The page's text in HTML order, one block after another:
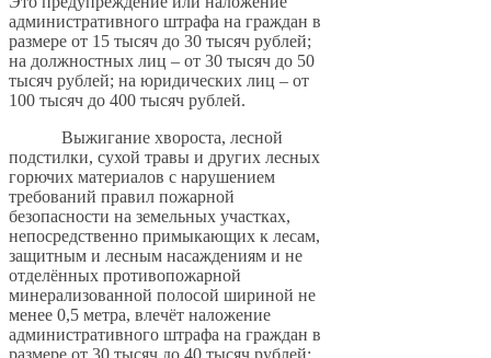
административного штрафа на граждан в
размере от 15 тысяч до 30 тысяч рублей;
на должностных лиц – от 30 тысяч до 50
тысяч рублей; на юридических лиц – от
100 тысяч до 400 тысяч рублей.
Выжигание хвороста, лесной
подстилки, сухой травы и других лесных
горючих материалов с нарушением
требований правил пожарной
безопасности на земельных участках,
непосредственно примыкающих к лесам,
защитным и лесным насаждениям и не
отделённых противопожарной
минерализованной полосой шириной не
менее 0,5 метра, влечёт наложение
административного штрафа на граждан в
размере от 30 тысяч до 40 тысяч рублей;